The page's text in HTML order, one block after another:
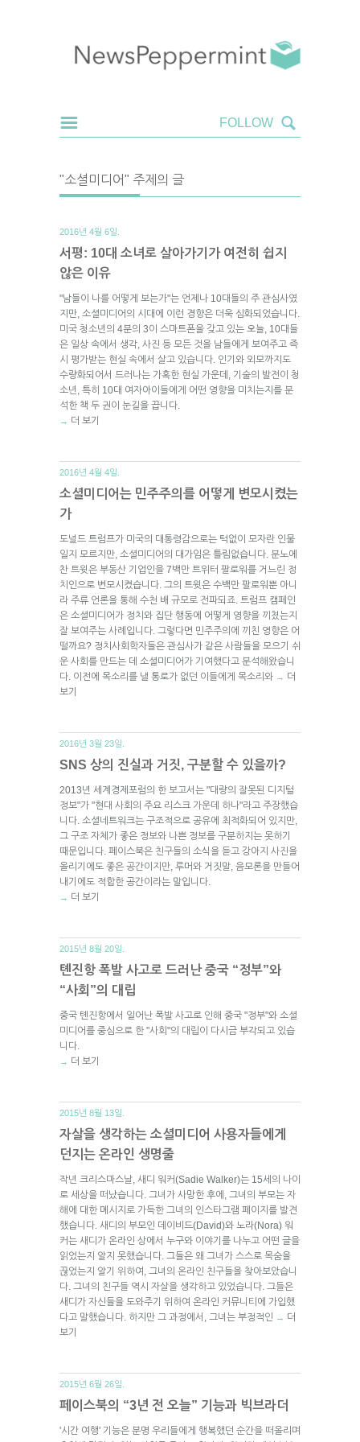
"소셜미디어" 주제의 글
2016년 4월 6일.
서평: 10대 소녀로 살아가기가 여전히 쉽지
않은 이유
"남들이 나를 어떻게 보는가"는 언제나 10대들의 주 관심사였
지만, 소셜미디어의 시대에 이런 경향은 더욱 심화되었습니다.
미국 청소년의 4분의 3이 스마트폰을 갖고 있는 오늘, 10대들
은 일상 속에서 생각, 사진 등 모든 것을 남들에게 보여주고 즉
시 평가받는 현실 속에서 살고 있습니다. 인기와 외모까지도
수량화되어서 드러나는 가혹한 현실 가운데, 기술의 발전이 청
소년, 특히 10대 여자아이들에게 어떤 영향을 미치는지를 분
석한 책 두 권이 눈길을 끕니다.
→ 더 보기
2016년 4월 4일.
소셜미디어는 민주주의를 어떻게 변모시켰는
가
도널드 트럼프가 미국의 대통령감으로는 턱없이 모자란 인물
일지 모르지만, 소셜미디어의 대가임은 틀림없습니다. 분노에
찬 트윗은 부동산 기업인을 7백만 트위터 팔로워를 거느린 정
치인으로 변모시켰습니다. 그의 트윗은 수백만 팔로워뿐 아니
라 주류 언론을 통해 수천 배 규모로 전파되죠. 트럼프 캠페인
은 소셜미디어가 정치와 집단 행동에 어떻게 영향을 끼쳤는지
잘 보여주는 사례입니다. 그렇다면 민주주의에 끼친 영향은 어
떨까요? 정치사회학자들은 관심사가 같은 사람들을 모으기 쉬
운 사회를 만드는 데 소셜미디어가 기여했다고 분석해왔습니
다. 이전에 목소리를 낼 통로가 없던 이들에게 목소리와 → 더
보기
2016년 3월 23일.
SNS 상의 진실과 거짓, 구분할 수 있을까?
2013년 세계경제포럼의 한 보고서는 "대량의 잘못된 디지털
정보"가 "현대 사회의 주요 리스크 가운데 하나"라고 주장했습
니다. 소셜네트워크는 구조적으로 공유에 최적화되어 있지만,
그 구조 자체가 좋은 정보와 나쁜 정보를 구분하지는 못하기
때문입니다. 페이스북은 친구들의 소식을 듣고 강아지 사진을
올리기에도 좋은 공간이지만, 루머와 거짓말, 음모론을 만들어
내기에도 적합한 공간이라는 말입니다.
→ 더 보기
2015년 8월 20일.
톈진항 폭발 사고로 드러난 중국 “정부”와
“사회”의 대립
중국 톈진항에서 일어난 폭발 사고로 인해 중국 "정부"와 소셜
미디어를 중심으로 한 "사회"의 대립이 다시금 부각되고 있습
니다.
→ 더 보기
2015년 8월 13일.
자살을 생각하는 소셜미디어 사용자들에게
던지는 온라인 생명줄
작년 크리스마스날, 새디 워커(Sadie Walker)는 15세의 나이
로 세상을 떠났습니다. 그녀가 사망한 후에, 그녀의 부모는 자
해에 대한 메시지로 가득한 그녀의 인스타그램 페이지를 발견
했습니다. 새디의 부모인 데이비드(David)와 노라(Nora) 워
커는 새디가 온라인 상에서 누구와 이야기를 나누고 어떤 글을
읽었는지 알지 못했습니다. 그들은 왜 그녀가 스스로 목숨을
끊었는지 알기 위하여, 그녀의 온라인 친구들을 찾아보았습니
다. 그녀의 친구들 역시 자살을 생각하고 있었습니다. 그들은
새디가 자신들을 도와주기 위하여 온라인 커뮤니티에 가입했
다고 말했습니다. 하지만 그 과정에서, 그녀는 부정적인 → 더
보기
2015년 6월 26일.
페이스북의 “3년 전 오늘” 기능과 빅브라더
'시간 여행' 기능은 분명 우리들에게 행복했던 순간을 떠올리며